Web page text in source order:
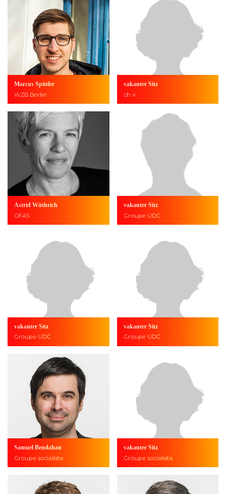
Marcus Spittler
WZB Berlin
vakanter Sitz
ch-x
Astrid Wüthrich
OFAS
vakanter Sitz
Groupe UDC
vakanter Sitz
Groupe UDC
vakanter Sitz
Groupe UDC
Samuel Bendahan
Groupe socialiste
vakanter Sitz
Groupe socialiste